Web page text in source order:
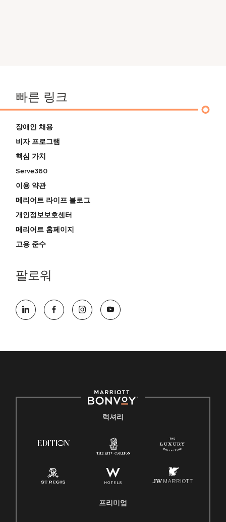
빠른 링크
장애인 채용
비자 프로그램
핵심 가치
Serve360
이용 약관
메리어트 라이프 블로그
개인정보보호센터
메리어트 홈페이지
고용 준수
팔로워
럭셔리
프리미엄